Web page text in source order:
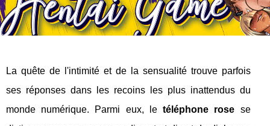
La quête de l'intimité et de la sensualité trouve parfois
ses réponses dans les recoins les plus inattendus du
monde numérique. Parmi eux, letéléphone rose se